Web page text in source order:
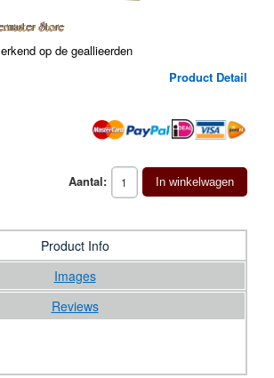
op de geallieerden
Product Detail
Aantal: In winkelwagen
Product Info
Images
Reviews